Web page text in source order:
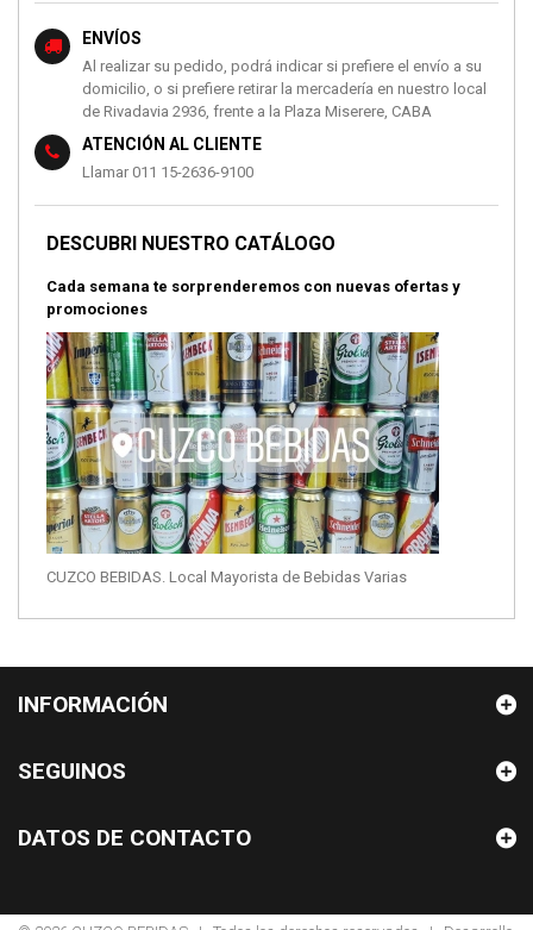
ENVÍOS
Al realizar su pedido, podrá indicar si prefiere el envío a su
domicilio, o si prefiere retirar la mercadería en nuestro local
de Rivadavia 2936, frente a la Plaza Miserere, CABA
ATENCIÓN AL CLIENTE
Llamar 011 15-2636-9100
DESCUBRI NUESTRO CATÁLOGO
Cada semana te sorprenderemos con nuevas ofertas y
promociones
CUZCO BEBIDAS. Local Mayorista de Bebidas Varias
INFORMACIÓN
SEGUINOS
DATOS DE CONTACTO